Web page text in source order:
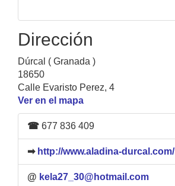
Dirección
Dúrcal ( Granada )
18650
Calle Evaristo Perez, 4
Ver en el mapa
☎ 677 836 409
➡ http://www.aladina-durcal.com/
@ kela27_30@hotmail.com